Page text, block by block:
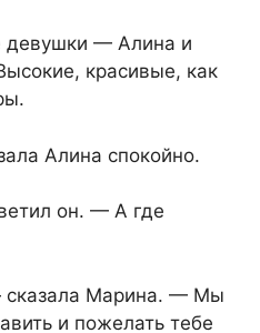
девушки — Алина и
красивые, как
Алина спокойно.
он. — А где
Марина. — Мы
и пожелать тебе